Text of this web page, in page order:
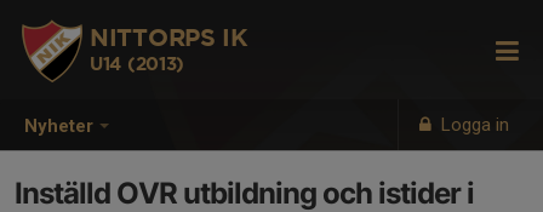
Nyheter Logga in
NITTORPS IK
U14 (2013)
Inställd OVR utbildning och istider i